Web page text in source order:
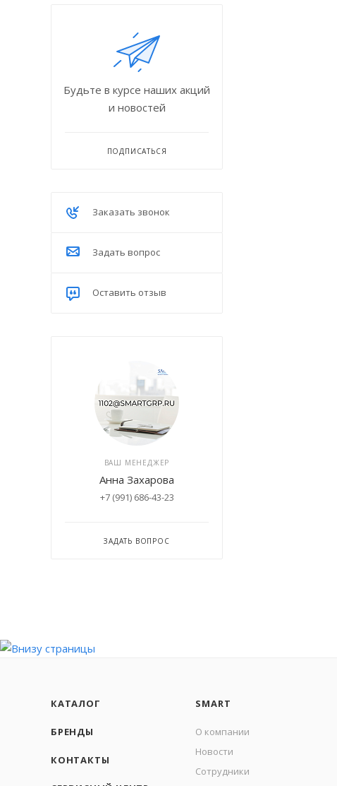
Будьте в курсе наших акций
и новостей
ПОДПИСАТЬСЯ
Заказать звонок
Задать вопрос
Оставить отзыв
ВАШ МЕНЕДЖЕР
Анна Захарова
+7 (991) 686-43-23
ЗАДАТЬ ВОПРОС
КАТАЛОГ
БРЕНДЫ
КОНТАКТЫ
SMART
О компании
Новости
Сотрудники